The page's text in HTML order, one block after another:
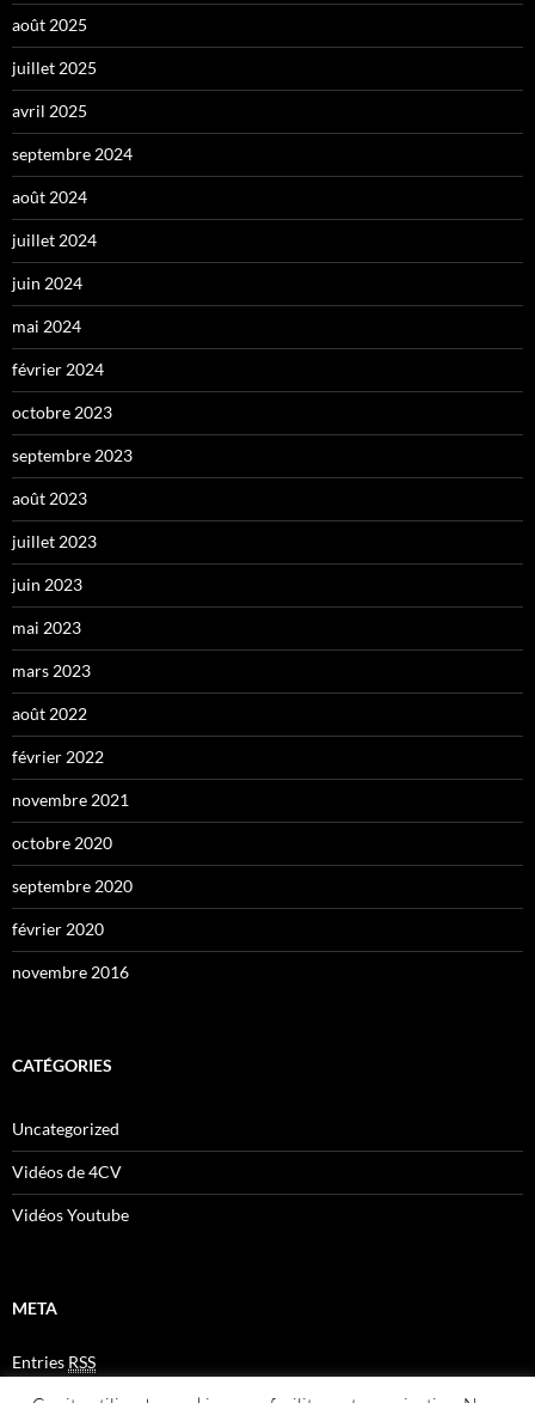
août 2025
juillet 2025
avril 2025
septembre 2024
août 2024
juillet 2024
juin 2024
mai 2024
février 2024
octobre 2023
septembre 2023
août 2023
juillet 2023
juin 2023
mai 2023
mars 2023
août 2022
février 2022
novembre 2021
octobre 2020
septembre 2020
février 2020
novembre 2016
CATÉGORIES
Uncategorized
Vidéos de 4CV
Vidéos Youtube
META
Entries RSS
CommentsRSS